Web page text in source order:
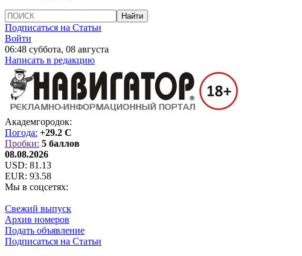
Подписаться на Статьи
Войти
06:48 суббота, 08 августа
Написать в редакцию
Академгородок:
Погода: +29.2 C
Пробки: 5 баллов
08.08.2026
USD: 81.13
EUR: 93.58
Мы в соцсетях:
Свежий выпуск
Архив номеров
Подать объявление
Подписаться на Статьи